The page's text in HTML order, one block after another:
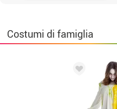
Costumi di famiglia